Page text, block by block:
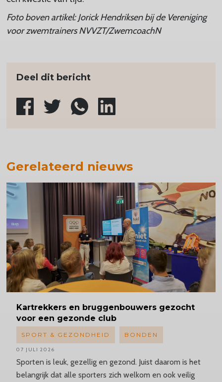
Foto boven artikel: Jorick Hendriksen bij de Vereniging
voor zwemtrainers NVVZT/ZwemcoachN
Deel dit bericht
Gerelateerd nieuws
Kartrekkers en bruggenbouwers gezocht
voor een gezonde club
Sporten is leuk, gezellig en gezond. Juist daarom is het
belangrijk dat alle sporters zich welkom en ook veilig
SPORT & GEZONDHEID BONDEN
07 JULI 2026